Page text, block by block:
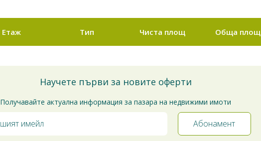
Етаж Тип Чиста площ Обща площ
Научете първи за новите оферти
Получавайте актуална информация за пазара на недвижими имоти